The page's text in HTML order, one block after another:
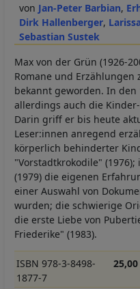
Jan-Peter Barbian
Dirk Hallenberger
Sebastian Sustek
Max von der Grün (1926-
Romane und
bekannt geworden. In den
allerdings auch die
Darin griff er bis heute
Leser:innen anregend
körperlich behinderter
"Vorstadtkrokodile"
(1979) die eigenen
einer Auswahl von
wurden; die schwierige
die erste Liebe von
Friederike" (1983).
ISBN 978-3-8498-
1877-7